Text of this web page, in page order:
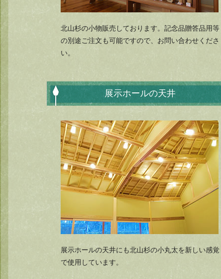
北山杉の小物販売しております。記念品贈答品用等
の別途ご注文も可能ですので、お問い合わせくださ
い。
展示ホールの天井
展示ホールの天井にも北山杉の小丸太を新しい感覚
で使用しています。